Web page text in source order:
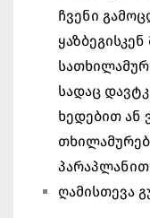
ჩვენი
სადაც
ხედებით ან
პარაპლანით
ღამისთევა